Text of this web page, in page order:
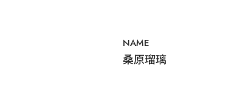
NAME
桑原瑠璃